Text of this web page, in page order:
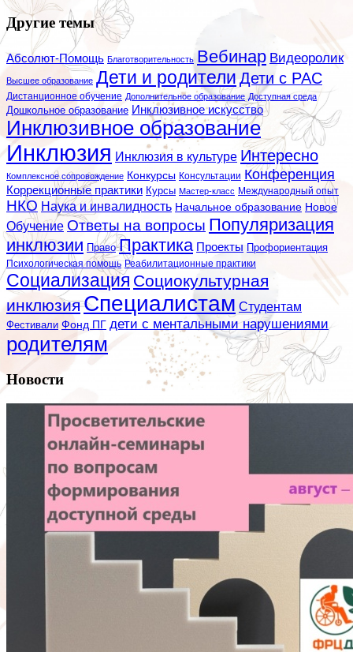
Другие темы
Абсолют-Помощь Благотворительность Вебинар Видеоролик
Высшее образование Дети и родителиДети с РАС
Дистанционное обучение Дополнительное образование Доступная среда
Дошкольное образование Инклюзивное искусство
Инклюзивное образование
Инклюзия Инклюзия в культуре Интересно
Комплексное сопровождение Конкурсы Консультации Конференция
Коррекционные практики Курсы Мастер-класс Международный опыт
НКО Наука и инвалидность Начальное образование Новое
Обучение Ответы на вопросы Популяризация
инклюзии Право Практика Проекты Профориентация
Психологическая помощь Реабилитационные практики
Социализация Социокультурная
инклюзияСпециалистам Студентам
Фестивали Фонд ПГ дети с ментальными нарушениями
родителям
Новости